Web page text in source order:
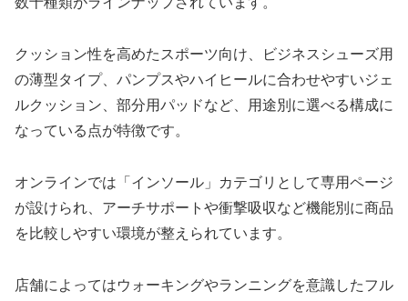
クッション性を高めたスポーツ向け、ビジネスシューズ用
の薄型タイプ、パンプスやハイヒールに合わせやすいジェ
ルクッション、部分用パッドなど、用途別に選べる構成に
なっている点が特徴です。
オンラインでは「インソール」カテゴリとして専用ページ
が設けられ、アーチサポートや衝撃吸収など機能別に商品
を比較しやすい環境が整えられています。
店舗によってはウォーキングやランニングを意識したフル